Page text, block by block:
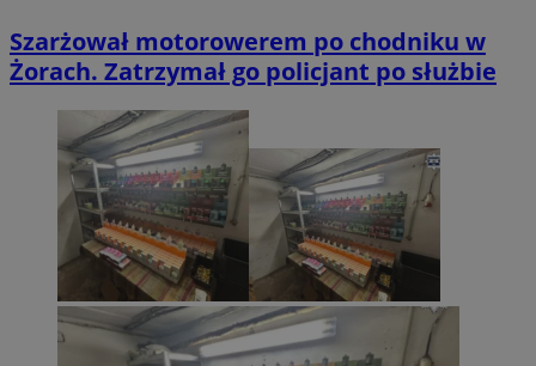
Szarżował motorowerem po chodniku w
Żorach. Zatrzymał go policjant po służbie